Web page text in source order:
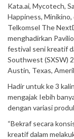
Kata.ai, Mycotech,
Happiness,
Telkomsel The
menghadirkan
festival seni kreatif
Southwest (SXSW)
Austin, Texas,
Hadir untuk ke 3
mengajak Iebih
dengan variasi
“Bekraf secara
kreatif dalam